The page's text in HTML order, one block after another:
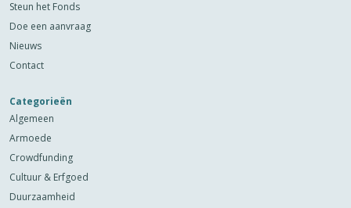
Steun het Fonds
Doe een aanvraag
Nieuws
Contact
Categorieën
Algemeen
Armoede
Crowdfunding
Cultuur & Erfgoed
Duurzaamheid